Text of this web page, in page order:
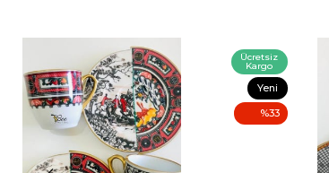
Ücretsiz
Kargo
Yeni
Ürün
%33